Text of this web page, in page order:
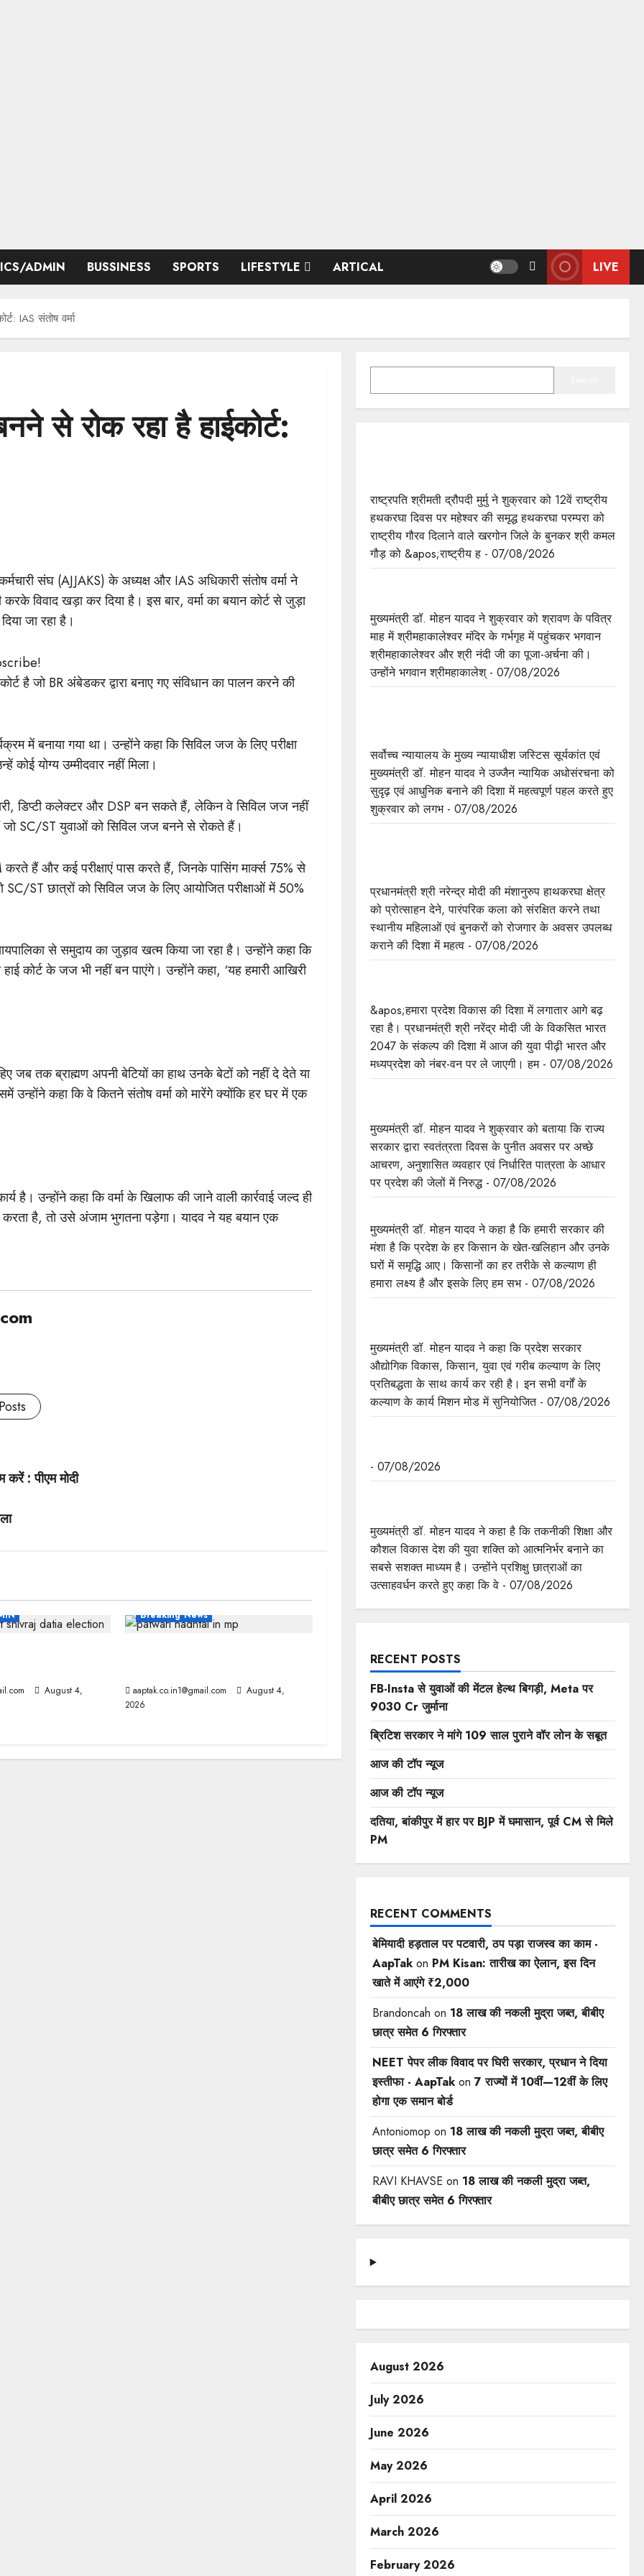
ADMIN BUSSINESS SPORTS LIFESTYLE ARTICAL LIVE
IAS संतोष वर्मा
से रोक रहा है हाईकोर्ट:
संघ (AJJAKS) के अध्यक्ष और IAS अधिकारी संतोष वर्मा ने
विवाद खड़ा कर दिया है। इस बार, वर्मा का बयान कोर्ट से जुड़ा
जा रहा है।
है जो BR अंबेडकर द्वारा बनाए गए संविधान का पालन करने की
में बनाया गया था। उन्होंने कहा कि सिविल जज के लिए परीक्षा
योग्य उम्मीदवार नहीं मिला।
डिप्टी कलेक्टर और DSP बन सकते हैं, लेकिन वे सिविल जज नहीं
SC/ST युवाओं को सिविल जज बनने से रोकते हैं।
हैं और कई परीक्षाएं पास करते हैं, जिनके पासिंग मार्क्स 75% से
ST छात्रों को सिविल जज के लिए आयोजित परीक्षाओं में 50%
से समुदाय का जुड़ाव खत्म किया जा रहा है। उन्होंने कहा कि
कोर्ट के जज भी नहीं बन पाएंगे। उन्होंने कहा, ‘यह हमारी आखिरी
जब तक ब्राह्मण अपनी बेटियों का हाथ उनके बेटों को नहीं दे देते या
उन्होंने कहा कि वे कितने संतोष वर्मा को मारेंगे क्योंकि हर घर में एक
है। उन्होंने कहा कि वर्मा के खिलाफ की जाने वाली कार्रवाई जल्द ही
है, तो उसे अंजाम भुगतना पड़ेगा। यादव ने यह बयान एक
: पीएम मोदी
August 4,
Breaking News
aaptak.co.in1@gmail.com
August 4,
2026
राष्ट्रपति श्रीमती द्रौपदी मुर्मु ने शुक्रवार को 12वें राष्ट्रीय
हथकरघा दिवस पर महेश्वर की समृद्ध हथकरघा परम्परा को
राष्ट्रीय गौरव दिलाने वाले खरगोन जिले के बुनकर श्री कमल
गौड़ को &apos;राष्ट्रीय ह - 07/08/2026
मुख्यमंत्री डॉ. मोहन यादव ने शुक्रवार को श्रावण के पवित्र
माह में श्रीमहाकालेश्‍वर मंदिर के गर्भगृह में पहुंचकर भगवान
श्रीमहाकालेश्‍वर और श्री नंदी जी का पूजा-अर्चना की।
उन्‍होंने भगवान श्रीमहाकालेश् - 07/08/2026
सर्वोच्च न्यायालय के मुख्‍य न्‍यायाधीश जस्टिस सूर्यकांत एवं
मुख्यमंत्री डॉ. मोहन यादव ने उज्जैन न्यायिक अधोसंरचना को
सुदृढ़ एवं आधुनिक बनाने की दिशा में महत्वपूर्ण पहल करते हुए
शुक्रवार को लगभ - 07/08/2026
प्रधानमंत्री श्री नरेन्‍द्र मोदी की मंशानुरुप हाथकरघा क्षेत्र
को प्रोत्साहन देने, पारंपरिक कला को संरक्षित करने तथा
स्थानीय महिलाओं एवं बुनकरों को रोजगार के अवसर उपलब्ध
कराने की दिशा में महत्व - 07/08/2026
&apos;हमारा प्रदेश विकास की दिशा में लगातार आगे बढ़
रहा है। प्रधानमंत्री श्री नरेंद्र मोदी जी के विकसित भारत
2047 के संकल्प की दिशा में आज की युवा पीढ़ी भारत और
मध्यप्रदेश को नंबर-वन पर ले जाएगी। हम - 07/08/2026
मुख्यमंत्री डॉ. मोहन यादव ने शुक्रवार को बताया कि राज्य
सरकार द्वारा स्वतंत्रता दिवस के पुनीत अवसर पर अच्छे
आचरण, अनुशासित व्यवहार एवं निर्धारित पात्रता के आधार
पर प्रदेश की जेलों में निरुद्ध - 07/08/2026
मुख्यमंत्री डॉ. मोहन यादव ने कहा है कि हमारी सरकार की
मंशा है कि प्रदेश के हर किसान के खेत-खलिहान और उनके
घरों में समृद्धि आए। किसानों का हर तरीके से कल्याण ही
हमारा लक्ष्य है और इसके लिए हम सभ - 07/08/2026
मुख्यमंत्री डॉ. मोहन यादव ने कहा कि प्रदेश सरकार
औद्योगिक विकास, किसान, युवा एवं गरीब कल्याण के लिए
प्रतिबद्धता के साथ कार्य कर रही है। इन सभी वर्गों के
कल्याण के कार्य मिशन मोड में सुनियोजित - 07/08/2026
- 07/08/2026
मुख्यमंत्री डॉ. मोहन यादव ने कहा है कि तकनीकी शिक्षा और
कौशल विकास देश की युवा शक्ति को आत्मनिर्भर बनाने का
सबसे सशक्त माध्यम है। उन्होंने प्रशिक्षु छात्राओं का
उत्साहवर्धन करते हुए कहा कि वे - 07/08/2026
RECENT POSTS
FB-Insta से युवाओं की मेंटल हेल्थ बिगड़ी, Meta पर
9030 Cr जुर्माना
ब्रिटिश सरकार ने मांगे 109 साल पुराने वॉर लोन के सबूत
आज की टॉप न्यूज
आज की टॉप न्यूज
दतिया, बांकीपुर में हार पर BJP में घमासान, पूर्व CM से मिले
PM
RECENT COMMENTS
बेमियादी हड़ताल पर पटवारी, ठप पड़ा राजस्व का काम -
AapTakon PM Kisan: तारीख का ऐलान, इस दिन
खाते में आएंगे ₹2,000
Brandoncah on 18 लाख की नकली मुद्रा जब्त, बीबीए
छात्र समेत 6 गिरफ्तार
NEET पेपर लीक विवाद पर घिरी सरकार, प्रधान ने दिया
इस्तीफा - AapTakon 7 राज्यों में 10वीं—12वीं ​के लिए
होगा एक समान बोर्ड
Antoniomop on 18 लाख की नकली मुद्रा जब्त, बीबीए
छात्र समेत 6 गिरफ्तार
RAVI KHAVSEon 18 लाख की नकली मुद्रा जब्त,
बीबीए छात्र समेत 6 गिरफ्तार
August 2026
July 2026
June 2026
May 2026
April 2026
March 2026
February 2026